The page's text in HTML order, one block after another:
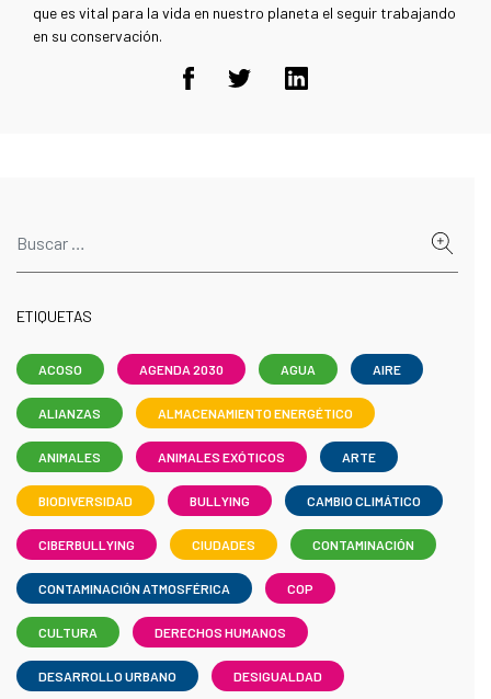
que es vital para la vida en nuestro planeta el seguir trabajando
en su conservación.
ETIQUETAS
ACOSO AGENDA 2030 AGUA AIRE
ALIANZAS ALMACENAMIENTO ENERGÉTICO
ANIMALES ANIMALES EXÓTICOS ARTE
BIODIVERSIDAD BULLYING CAMBIO CLIMÁTICO
CIBERBULLYING CIUDADES CONTAMINACIÓN
CONTAMINACIÓN ATMOSFÉRICA COP
CULTURA DERECHOS HUMANOS
DESARROLLO URBANO DESIGUALDAD